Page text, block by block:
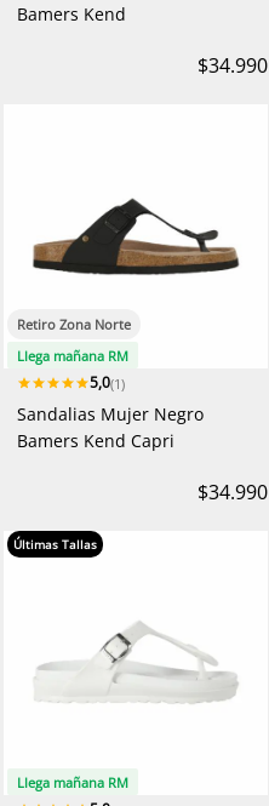
Bamers Kend
$34.990
Retiro Zona Norte
Llega mañana RM
5,0(1)
Sandalias Mujer Negro
Bamers Kend Capri
$34.990
Últimas Tallas
Llega mañana RM